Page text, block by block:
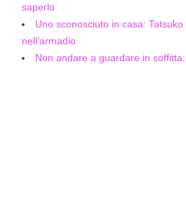
saperlo
Uno sconosciuto in casa:
nell’armadio
Non andare a guardare in